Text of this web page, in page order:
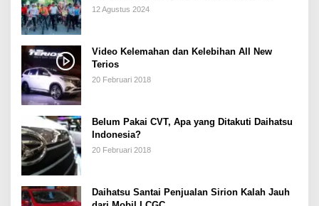
12 Agustus 2024
Video Kelemahan dan Kelebihan All New
Terios
20 Februari 2018
Belum Pakai CVT, Apa yang Ditakuti Daihatsu
Indonesia?
20 Februari 2018
Daihatsu Santai Penjualan Sirion Kalah Jauh